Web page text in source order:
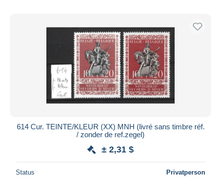
614 Cur. TEINTE/KLEUR (XX) MNH (livré sans timbre réf.
/ zonder de ref.zegel)
± 2,31 $
Status Privatperson